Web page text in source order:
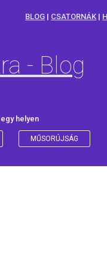
BLOG | CSATORNÁK |
- Blog
helyen
MŰSORÚJSÁG